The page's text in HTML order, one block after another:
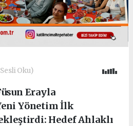
Oku)
Erayla
Yönetim İlk
Hedef Ahlaklı